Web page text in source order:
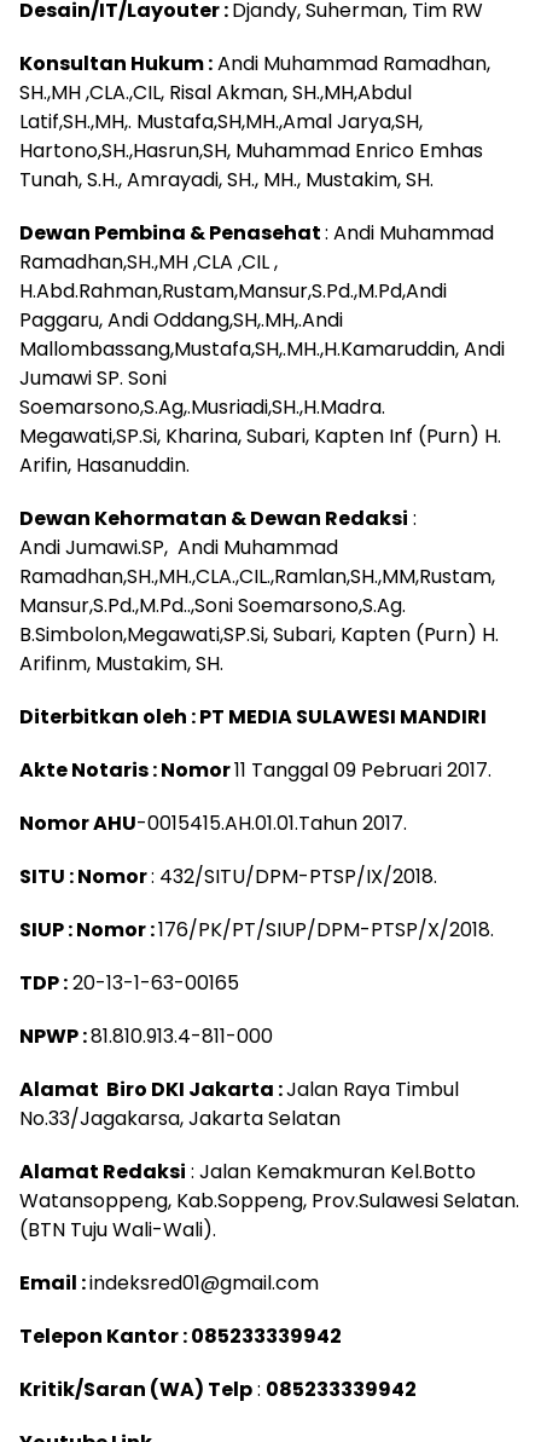
Desain/IT/Layouter :Djandy, Suherman, Tim RW
Konsultan Hukum :Andi Muhammad Ramadhan,
SH.,MH ,CLA.,CIL, Risal Akman, SH.,MH,Abdul
Latif,SH.,MH,. Mustafa,SH,MH.,Amal Jarya,SH,
Hartono,SH.,Hasrun,SH, Muhammad Enrico Emhas
Tunah, S.H., Amrayadi, SH., MH., Mustakim, SH.
Dewan Pembina & Penasehat: Andi Muhammad
Ramadhan,SH.,MH ,CLA ,CIL ,
H.Abd.Rahman,Rustam,Mansur,S.Pd.,M.Pd,Andi
Paggaru, Andi Oddang,SH,.MH,.Andi
Mallombassang,Mustafa,SH,.MH.,H.Kamaruddin, Andi
Jumawi SP. Soni
Soemarsono,S.Ag,.Musriadi,SH.,H.Madra.
Megawati,SP.Si, Kharina, Subari, Kapten Inf (Purn) H.
Arifin, Hasanuddin.
Dewan Kehormatan & Dewan Redaksi :
Andi Jumawi.SP, Andi Muhammad
Ramadhan,SH.,MH.,CLA.,CIL.,Ramlan,SH.,MM,Rustam,
Mansur,S.Pd.,M.Pd..,Soni Soemarsono,S.Ag.
B.Simbolon,Megawati,SP.Si, Subari, Kapten (Purn) H.
Arifinm, Mustakim, SH.
Diterbitkan oleh : PT MEDIA SULAWESI MANDIRI
Akte Notaris : Nomor11 Tanggal 09 Pebruari 2017.
Nomor AHU-0015415.AH.01.01.Tahun 2017.
SITU : Nomor: 432/SITU/DPM-PTSP/IX/2018.
SIUP : Nomor :176/PK/PT/SIUP/DPM-PTSP/X/2018.
TDP :20-13-1-63-00165
NPWP :81.810.913.4-811-000
Alamat Biro DKI Jakarta :Jalan Raya Timbul
No.33/Jagakarsa, Jakarta Selatan
Alamat Redaksi : Jalan Kemakmuran Kel.Botto
Watansoppeng, Kab.Soppeng, Prov.Sulawesi Selatan.
(BTN Tuju Wali-Wali).
Email :indeksred01@gmail.com
Telepon Kantor :085233339942
Kritik/Saran (WA) Telp: 085233339942